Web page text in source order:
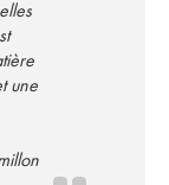
une